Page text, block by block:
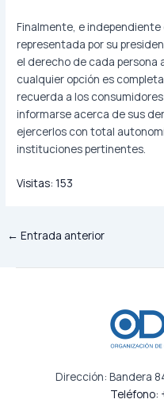
Finalmente, e independiente
representada por su
el derecho de cada
cualquier opción es
recuerda a los
informarse acerca de sus
ejercerlos con total
instituciones pertinentes.
Visitas: 153
← Entrada anterior
Dirección: Bandera
Teléfono: